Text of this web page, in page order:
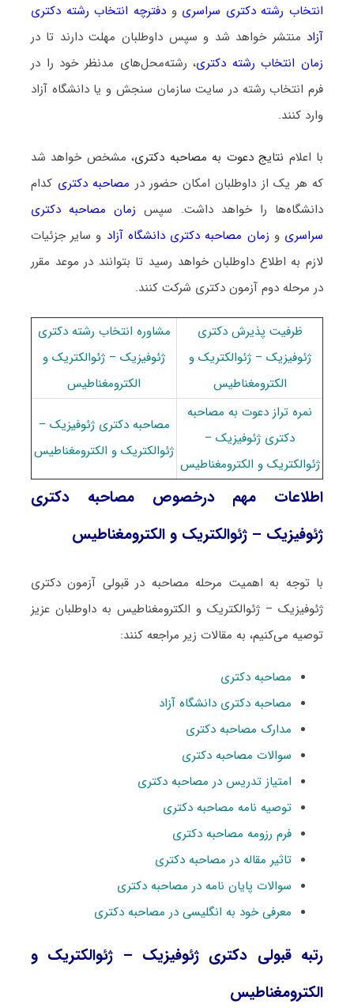
انتخاب رشته دکتری سراسری ودفترچه انتخاب رشته دکتری
آزاد منتشر خواهد شد و سپس داوطلبان مهلت دارند تا در
زمان انتخاب رشته دکتری، رشته‌محل‌های مدنظر خود را در
فرم انتخاب رشته در سایت سازمان سنجش و یا دانشگاه آزاد
وارد کنند.
با اعلام نتایج دعوت به مصاحبه دکتری، مشخص خواهد شد
که هر یک از داوطلبان امکان حضور در مصاحبه دکتری کدام
دانشگاه‌ها را خواهد داشت. سپس زمان مصاحبه دکتری
سراسری و زمان مصاحبه دکتری دانشگاه آزاد و سایر جزئیات
لازم به اطلاع داوطلبان خواهد رسید تا بتوانند در موعد مقرر
در مرحله دوم آزمون دکتری شرکت کنند.
ظرفیت پذیرش دکتری
ژئوفیزیک – ژئوالکتریک و
الکترومغناطیس
مشاوره انتخاب رشته دکتری
ژئوفیزیک – ژئوالکتریک و
الکترومغناطیس
نمره تراز دعوت به مصاحبه
دکتری ژئوفیزیک –
ژئوالکتریک و الکترومغناطیس
مصاحبه دکتری ژئوفیزیک –
ژئوالکتریک و الکترومغناطیس
اطلاعات مهم درخصوص مصاحبه دکتری
ژئوفیزیک – ژئوالکتریک و الکترومغناطیس
با توجه به اهمیت مرحله مصاحبه در قبولی آزمون دکتری
ژئوفیزیک – ژئوالکتریک و الکترومغناطیس به داوطلبان عزیز
توصیه می‌کنیم، به مقالات زیر مراجعه کنند:
مصاحبه دکتری
مصاحبه دکتری دانشگاه آزاد
مدارک مصاحبه دکتری
سوالات مصاحبه دکتری
امتیاز تدریس در مصاحبه دکتری
توصیه نامه مصاحبه دکتری
فرم رزومه مصاحبه دکتری
تاثیر مقاله در مصاحبه دکتری
سوالات پایان نامه در مصاحبه دکتری
معرفی خود به انگلیسی در مصاحبه دکتری
رتبه قبولی دکتری ژئوفیزیک – ژئوالکتریک و
الکترومغناطیس